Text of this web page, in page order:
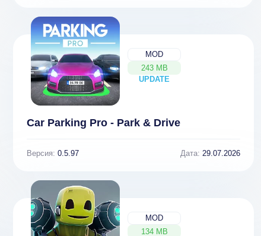
Pro 3D [ВЗЛОМ
1.3.2
Simulator -
MOD
243 MB
UPDATE
NEW
Car Parking Pro - Park & Drive
Версия: 0.5.97 Дата: 29.07.2026
MOD
134 MB